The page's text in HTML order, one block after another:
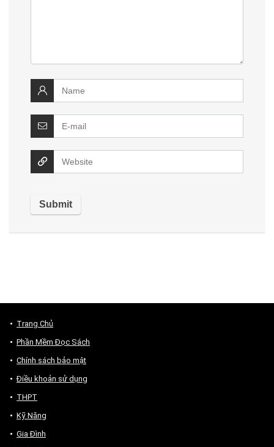
Trang Chủ
Phần Mềm Đọc Sách
Chính sách bảo mật
Điều khoản sử dụng
THPT
Kỹ Năng
Gia Đình